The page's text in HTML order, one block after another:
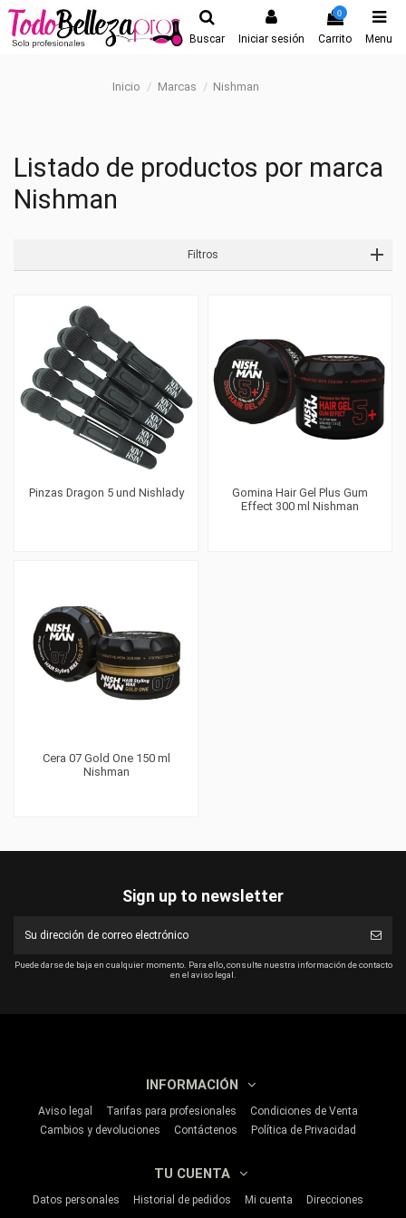
Buscar Iniciar sesión
0
Carrito Menu
Inicio Marcas Nishman
Listado de productos por marca
Nishman
Filtros
Pinzas Dragon 5 und Nishlady
Gomina Hair Gel Plus Gum
Effect 300 ml Nishman
Cera 07 Gold One 150 ml
Nishman
Sign up to newsletter
Puede darse de baja en cualquier momento. Para ello, consulte nuestra información de contacto
en el aviso legal.
INFORMACIÓN
Aviso legal Tarifas para profesionales
Condiciones de Venta
Cambios y devoluciones
Contáctenos Política de Privacidad
TU CUENTA
Datos personales Historial de pedidos Mi cuenta Direcciones